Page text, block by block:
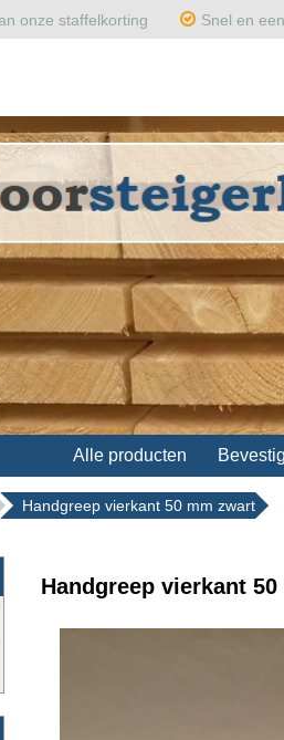
onze staffelkorting Snel en
Alle producten
Handgreep vierkant 50 mm zwart
Handgreep vierkant